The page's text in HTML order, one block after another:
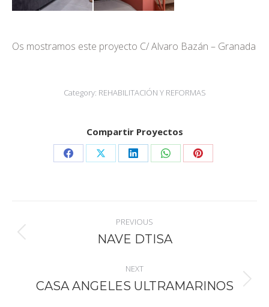
Os mostramos este proyecto C/ Alvaro Bazán – Granada
Category: REHABILITACIÓN Y REFORMAS
Compartir Proyectos
Share Share Share Share Share
Navegación
entre
PREVIOUS
Proyecto
NAVE DTISA
NEXT
Proyecto
CASA ANGELES ULTRAMARINOS